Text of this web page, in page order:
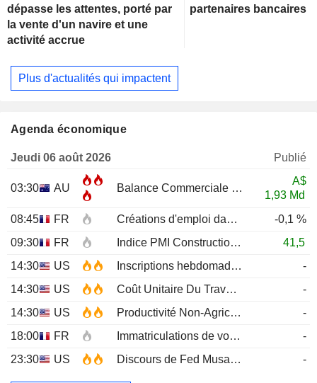
dépasse les attentes, porté par
la vente d'un navire et une
activité accrue
partenaires bancaires
Plus d'actualités qui impactent
Agenda économique
Jeudi 06 août 2026 Publié
03:30 AU Balance CommercialeJUN
A$
1,93 Md
08:45
FR Créations d'emploi dans le secteur privé non agricole (Trimestriel)
-0,1 %
09:30
FR Indice PMI Construction
41,5
14:30
US Inscriptions hebdomadaires au chômage
-
14:30
US Coût Unitaire Du Travail (Trimestriel)Prél
-
14:30
US Productivité Non-Agricole (Trimestriel) Prél
-
18:00
FR Immatriculations de voitures neuves (annuelles)
-
23:30
US Discours de Fed Musalem -